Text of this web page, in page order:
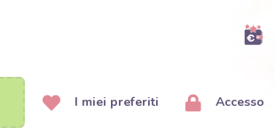
I miei preferiti Accesso